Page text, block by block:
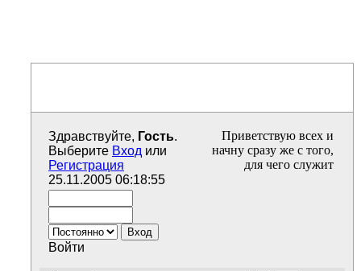
Здравствуйте, Гость.
Выберите Вход или
Регистрация
25.11.2005 06:18:55
Войти
Приветствую всех и
начну сразу же с того,
для чего служит